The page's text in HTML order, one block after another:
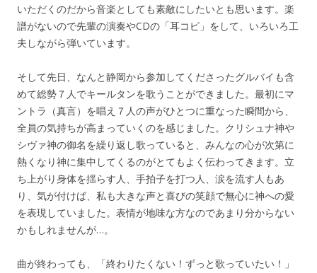
いただくのだから音楽としても素敵にしたいとも思います。楽
譜がないので先輩の演奏やCDの「耳コピ」をして、いろいろ工
夫しながら弾いています。
そして先日、なんと静岡から参加してくださったグルバイも含
めて総勢７人でキールタンを歌うことができました。最初にマ
ントラ（真言）を唱え７人の声がひとつに重なった瞬間から、
全員の気持ちが高まっていくのを感じました。クリシュナ神や
シヴァ神の御名を繰り返し歌っていると、みんなの心が次第に
熱くなり神に集中してくるのがとてもよく伝わってきます。立
ち上がり身体を揺らす人、手拍子を打つ人、涙を流す人もあ
り、気が付けば、私も大きな声と喜びの笑顔で無心に神への愛
を表現していました。表情が地味な方なのであまり分からない
かもしれませんが…。
曲が終わっても、「終わりたくない！ずっと歌っていたい！」